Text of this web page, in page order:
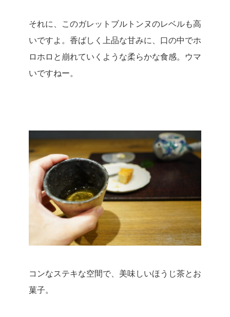
それに、このガレットブルトンヌのレベルも高
いですよ。 香ばしく上品な甘みに、口の中でホ
ロホロと崩れていくような柔らかな食感。
ウマ
いですねー。
コンなステキな空間で、美味しいほうじ茶とお
菓子。